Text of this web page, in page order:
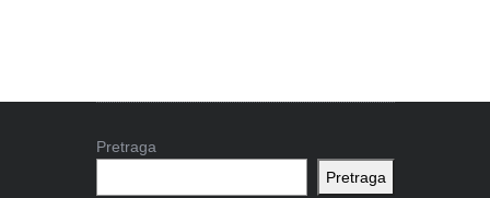
Pretraga
Pretraga